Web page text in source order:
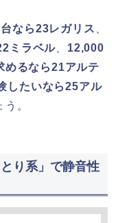
なら23レガリス
ミラベル
12,000
めるなら21アルテ
したいなら25アル
。
り系」で静音性